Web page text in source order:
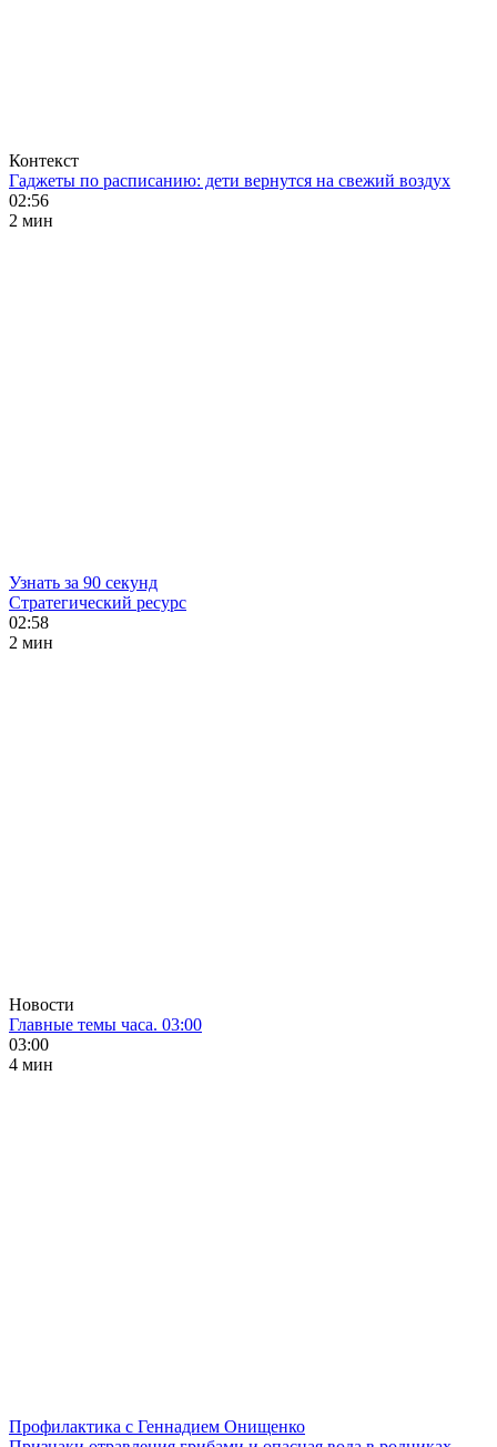
Контекст
Гаджеты по расписанию: дети вернутся на свежий воздух
02:56
2 мин
Узнать за 90 секунд
Стратегический ресурс
02:58
2 мин
Новости
Главные темы часа. 03:00
03:00
4 мин
Профилактика с Геннадием Онищенко